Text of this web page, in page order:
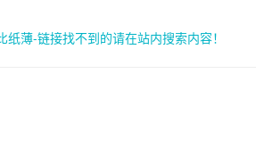
薄-链接找不到的请在站内搜索内容！